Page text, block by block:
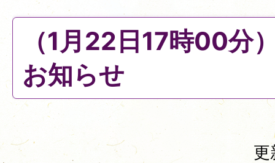
（1月22日17時00分
お知らせ
更